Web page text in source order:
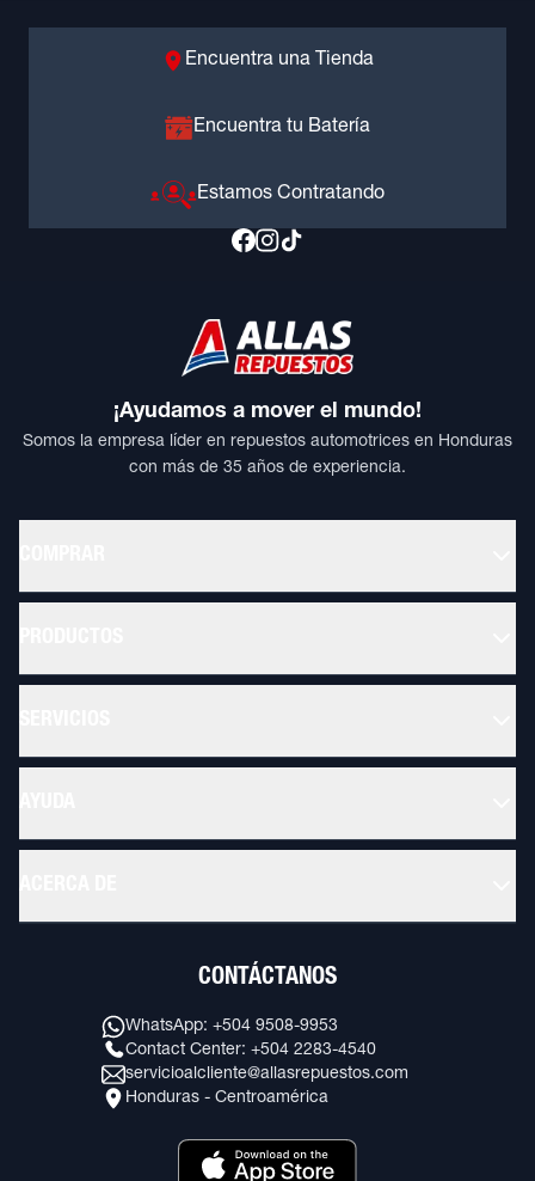
Encuentra una Tienda
Encuentra tu Batería
Estamos Contratando
¡Ayudamos a mover el mundo!
Somos la empresa líder en repuestos automotrices en Honduras
con más de 35 años de experiencia.
CONTÁCTANOS
WhatsApp: +504 9508-9953
Contact Center: +504 2283-4540
servicioalcliente@allasrepuestos.com
Honduras - Centroamérica